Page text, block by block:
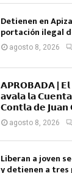
Detienen en
portación ilegal
agosto 8, 2026
𝗔𝗣𝗥𝗢𝗕𝗔𝗗𝗔 | 𝗘𝗹
𝗮𝘃𝗮𝗹𝗮 𝗹𝗮
𝗖𝗼𝗻𝘁𝗹𝗮 𝗱𝗲
agosto 8, 2026
Liberan a joven
y detienen a tres